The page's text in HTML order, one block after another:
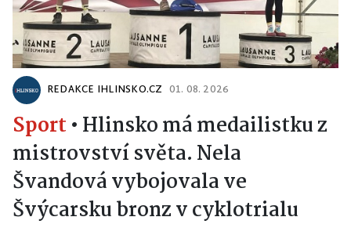
REDAKCE IHLINSKO.CZ 01. 08. 2026
Sport • Hlinsko má medailistku z
mistrovství světa. Nela
Švandová vybojovala ve
Švýcarsku bronz v cyklotrialu